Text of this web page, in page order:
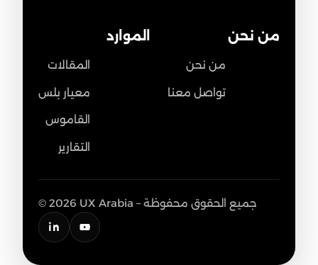
الموارد
المقالات
معيار بلس
القاموس
التقارير
من نحن
من نحن
تواصل معنا
© 2026 UX Arabia – جميع الحقوق محفوظة